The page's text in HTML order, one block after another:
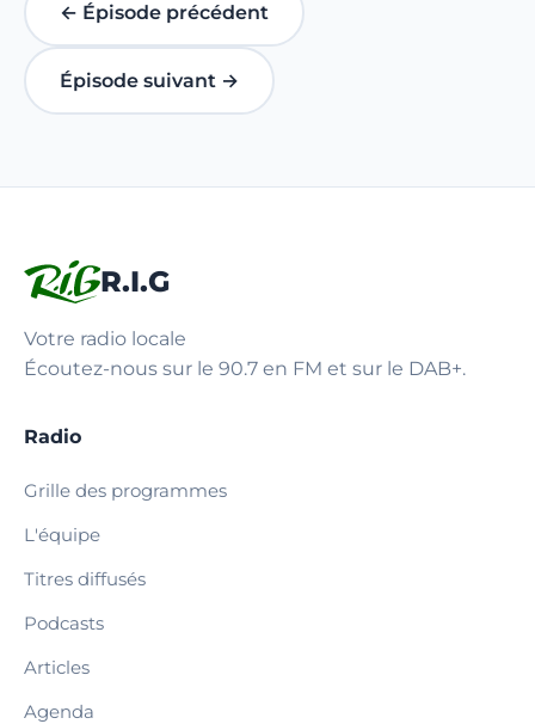
← Épisode précédent
Épisode suivant →
R.I.G
Votre radio locale
Écoutez-nous sur le 90.7 en FM et sur le DAB+.
Radio
Grille des programmes
L'équipe
Titres diffusés
Podcasts
Articles
Agenda